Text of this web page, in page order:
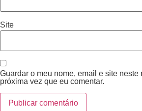
Site
Guardar o meu nome, email e site neste
próxima vez que eu comentar.